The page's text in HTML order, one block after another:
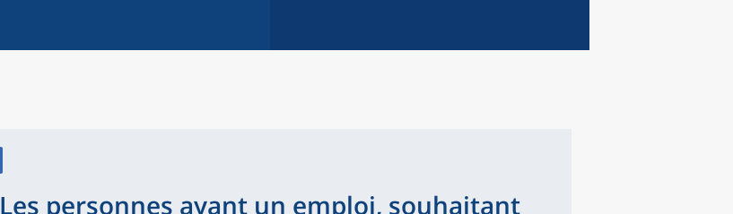
Les personnes ayant un emploi, souhaitant